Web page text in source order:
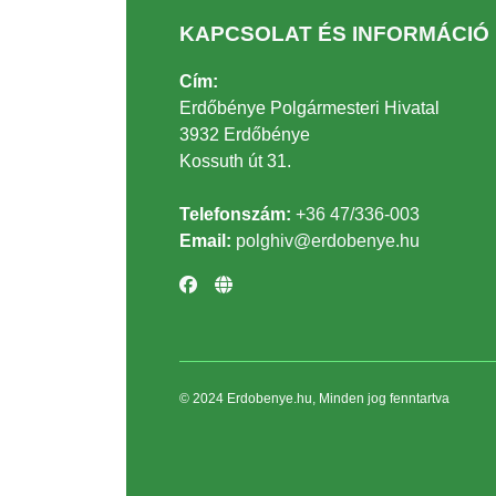
KAPCSOLAT ÉS INFORMÁCIÓ
Cím:
Erdőbénye Polgármesteri Hivatal
3932 Erdőbénye
Kossuth út 31.
Telefonszám: +36 47/336-003
Email: polghiv@erdobenye.hu
© 2024 Erdobenye.hu, Minden jog fenntartva